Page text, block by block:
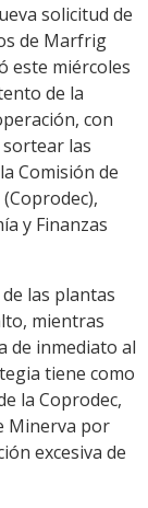
solicitud de
de Marfrig
este miércoles
de la
con
las
Comisión de
y Finanzas
las plantas
mientras
de inmediato al
tiene como
la Coprodec,
Minerva por
excesiva de